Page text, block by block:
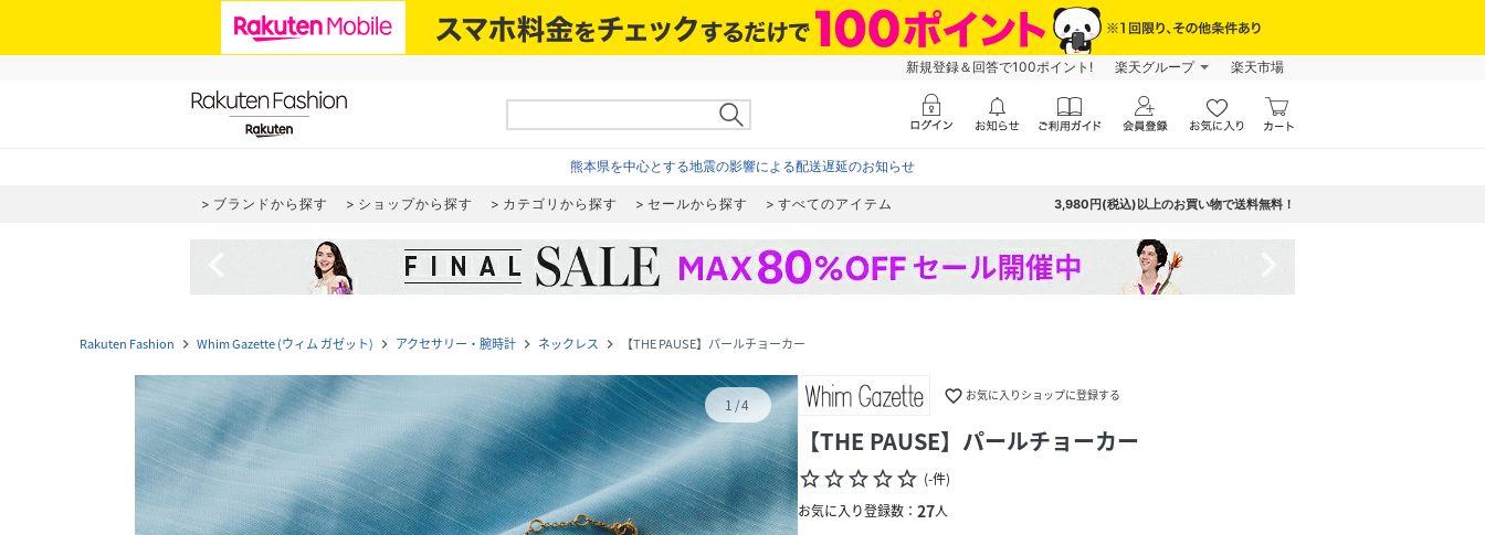
新規登録＆回答で100ポイント! 楽天グループ 楽天市場
熊本県を中心とする地震の影響による配送遅延のお知らせ
ブランドから探す ショップから探す カテゴリから探す セールから探す すべてのアイテム 3,980円(税込)以上のお買い物で送料無料！
Rakuten Fashion navigate_next Whim Gazette (ウィム ガゼット) navigate_next アクセサリー・腕時計 navigate_next ネックレス navigate_next 【THE PAUSE】パールチョーカー
1/4 favorite_border お気に入りショップに登録する
【THE PAUSE】パールチョーカー
star_borderstar_borderstar_borderstar_borderstar_border (-件)
お気に入り登録数： 27人